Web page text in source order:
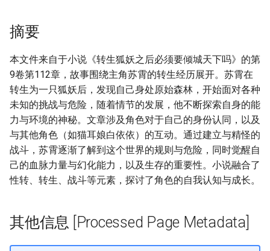
摘要
本文件来自于小说《转生狐妖之后必须要倾城天下吗》的第
9卷第112章，故事围绕主角苏霄的转生经历展开。苏霄在
转生为一只狐妖后，发现自己身处原始森林，开始面对各种
未知的挑战与危险，随着情节的发展，他不断探索自身的能
力与环境的神秘。文章涉及角色对于自己的身份认同，以及
与其他角色（如猫耳娘白依依）的互动。通过建立与精怪的
战斗，苏霄逐渐了解到这个世界的规则与危险，同时觉醒自
己的血脉力量与幻化能力，以及生存的重要性。小说融合了
性转、转生、战斗等元素，探讨了角色的自我认知与成长。
其他信息 [Processed Page Metadata]